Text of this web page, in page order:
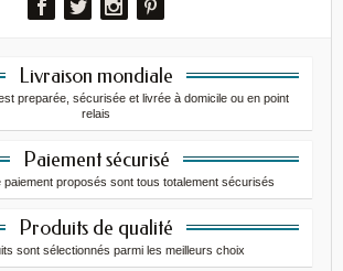
Livraison mondiale
preparée, sécurisée et livrée à domicile ou en point
relais
Paiement sécurisé
paiement proposés sont tous totalement sécurisés
Produits de qualité
sont sélectionnés parmi les meilleurs choix